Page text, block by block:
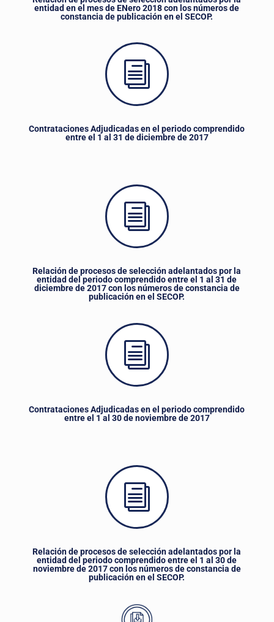
entidad en el mes de ENero 2018 con los números de
constancia de publicación en el SECOP.
i
Contrataciones Adjudicadas en el periodo comprendido
entre el 1 al 31 de diciembre de 2017
i
Relación de procesos de selección adelantados por la
entidad del periodo comprendido entre el 1 al 31 de
diciembre de 2017 con los números de constancia de
publicación en el SECOP.
i
Contrataciones Adjudicadas en el periodo comprendido
entre el 1 al 30 de noviembre de 2017
i
Relación de procesos de selección adelantados por la
entidad del periodo comprendido entre el 1 al 30 de
noviembre de 2017 con los números de constancia de
publicación en el SECOP.